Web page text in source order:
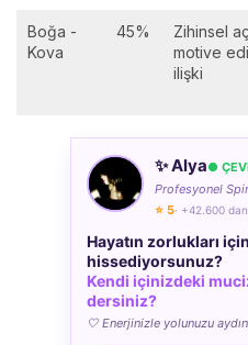
Boğa -
Kova
45%
Zihinsel
motive
ilişki
✨ Alya●
Profesyonel
⭐ 5· +42.600
Hayatın zorlukları
hissediyorsunuz?
Kendi içinizdeki
dersiniz?
🤍 Enerjinizle yolunuzu